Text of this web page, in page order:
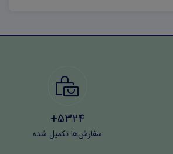
5324+
سفارش‌ها تکمیل شده